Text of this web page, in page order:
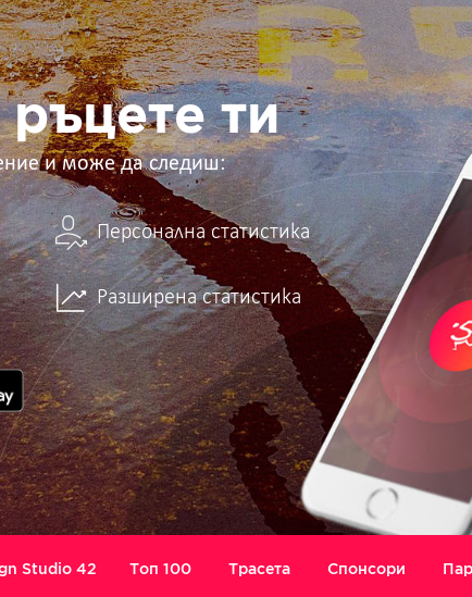
ръцете ти
и може да следиш:
Персонална статистика
Разширена статистика
Studio 42 Топ 100 Трасета Спонсори